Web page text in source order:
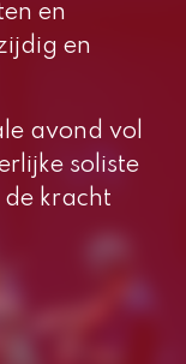
en
en
avond vol
soliste
de kracht